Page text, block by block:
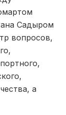
Садыром
вопросов,
а